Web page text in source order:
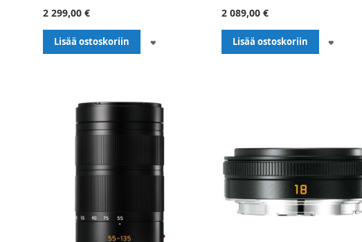
2 299,00 €
Lisää ostoskoriin
2 089,00 €
Lisää ostoskoriin